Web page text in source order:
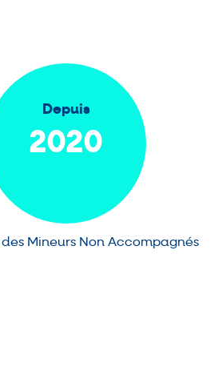
Depuis
2020
Mineurs Non Accompagnés